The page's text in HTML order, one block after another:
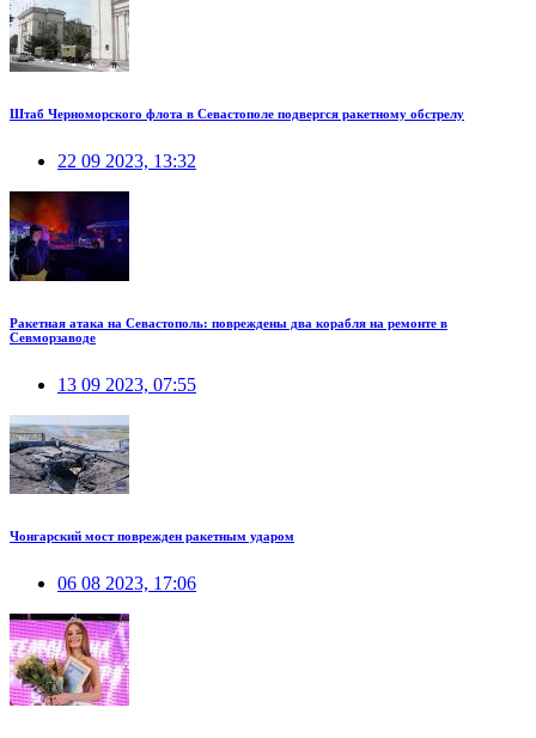
Штаб Черноморского флота в Севастополе подвергся ракетному обстрелу
22 09 2023, 13:32
Ракетная атака на Севастополь: повреждены два корабля на ремонте в
Севморзаводе
13 09 2023, 07:55
Чонгарский мост поврежден ракетным ударом
06 08 2023, 17:06